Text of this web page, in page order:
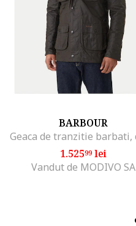
BARBOUR
1.52599lei
Vandut de MODIVO SA